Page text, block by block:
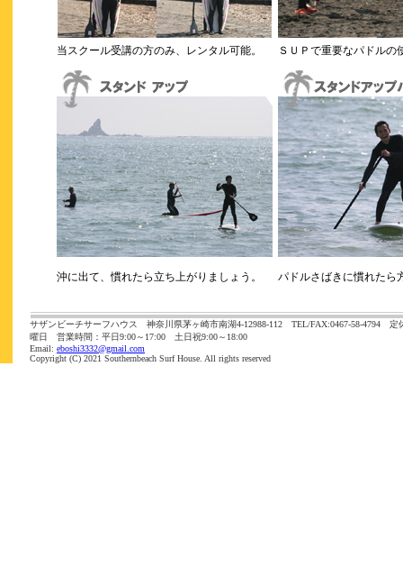
当スクール受講の方のみ、レンタル可能。 ＳＵＰで重要なパドルの
沖に出て、慣れたら立ち上がりましょう。 パドルさばきに慣れたら
サザンビーチサーフハウス 神奈川県茅ヶ崎市南湖4-12988-112 TEL/FAX:0467-58-4794
曜日 営業時間：平日9:00～17:00 土日祝9:00～18:00
Email: eboshi3332@gmail.com
Copyright (C) 2021 Southernbeach Surf House. All rights reserved